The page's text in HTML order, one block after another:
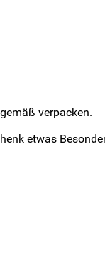
verpacken.
etwas